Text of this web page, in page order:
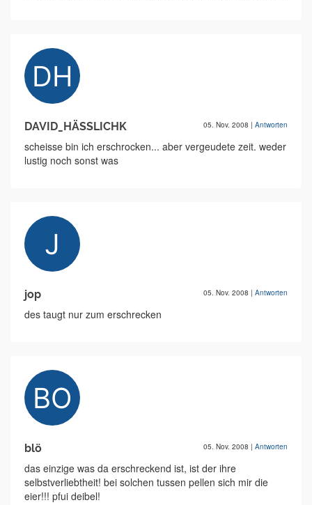
DAVID_HÄSSLICHK 05. Nov. 2008 | Antworten
scheisse bin ich erschrocken... aber vergeudete zeit. weder
lustig noch sonst was
jop 05. Nov. 2008 | Antworten
des taugt nur zum erschrecken
blö 05. Nov. 2008 | Antworten
das einzige was da erschreckend ist, ist der ihre
selbstverliebtheit! bei solchen tussen pellen sich mir die
eier!!! pfui deibel!